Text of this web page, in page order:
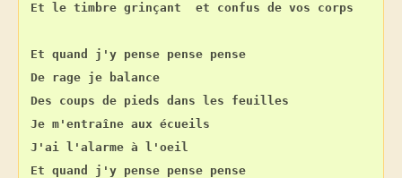
Et le timbre grinçant  et confus de vos corps
Et quand j'y pense pense pense
De rage je balance
Des coups de pieds dans les feuilles
Je m'entraîne aux écueils
J'ai l'alarme à l'oeil
Et quand j'y pense pense pense